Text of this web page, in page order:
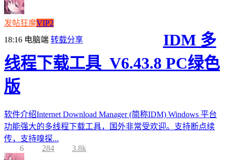
发帖狂魔VIP2
18:16 电脑端 转载分享
IDM 多
线程下载工具_V6.43.8 PC绿色
版
软件介绍Internet Download Manager (简称IDM) Windows 平台
功能强大的多线程下载工具，国外非常受欢迎。支持断点续
传，支持嗅探...
6
284 3.8k